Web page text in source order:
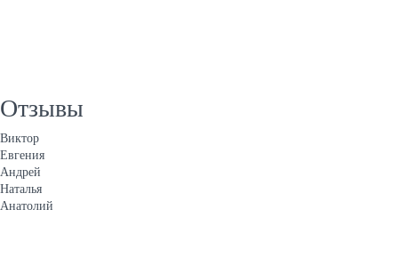
Отзывы
Виктор
Евгения
Андрей
Наталья
Анатолий